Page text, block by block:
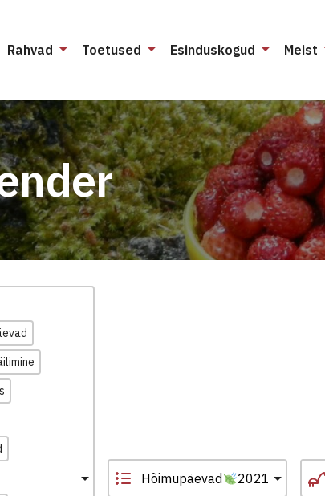
Rahvad Toetused Esinduskogud Meist
Hõimupäevad 2021